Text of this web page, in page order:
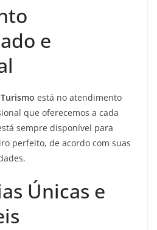
e
está no atendimento
que oferecemos a cada
sempre disponível para
perfeito, de acordo com suas
Únicas e